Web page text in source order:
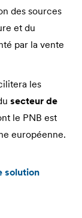
des sources
et du
par la vente
les
secteur de
le PNB est
européenne.
solution